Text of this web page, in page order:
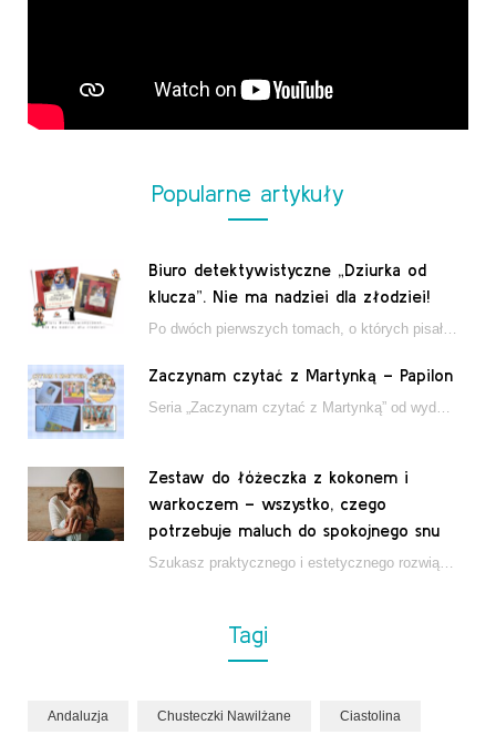
Popularne artykuły
Biuro detektywistyczne „Dziurka od
klucza”. Nie ma nadziei dla złodziei!
Zaczynam czytać z Martynką – Papilon
Zestaw do łóżeczka z kokonem i
warkoczem – wszystko, czego
potrzebuje maluch do spokojnego snu
Tagi
Andaluzja Chusteczki Nawilżane Ciastolina